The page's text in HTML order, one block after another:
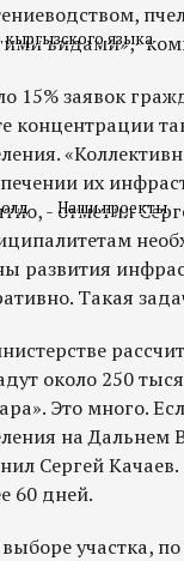
кыргызского языка
Наши проекты
видами»,-
15% заявок
концентрации
их
- отметил
развития
Такая
около 250
Это много.
на Дальнем
Сергей
60 дней.
участка,